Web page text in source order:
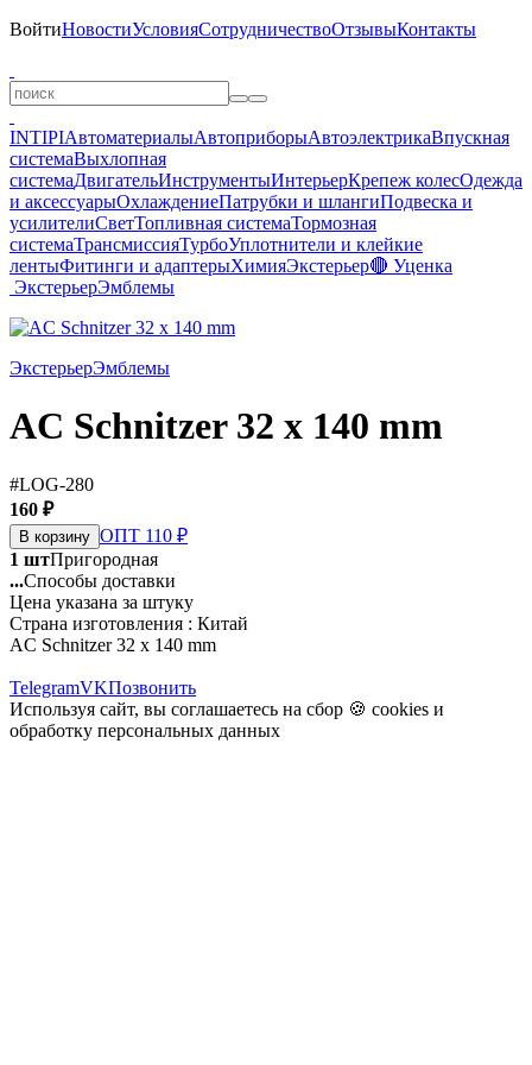
ВойтиНовостиУсловияСотрудничествоОтзывыКонтакты
INTIPIАвтоматериалыАвтоприборыАвтоэлектрикаВпускная
системаВыхлопная
системаДвигательИнструментыИнтерьерКрепеж колесОдежда
и аксессуарыОхлаждениеПатрубки и шлангиПодвеска и
усилителиСветТопливная системаТормозная
системаТрансмиссияТурбоУплотнители и клейкие
лентыФитинги и адаптерыХимияЭкстерьер🔴 Уценка
ЭкстерьерЭмблемы
ЭкстерьерЭмблемы
AC Schnitzer 32 x 140 mm
#LOG-280
160 ₽
В корзину ОПТ 110 ₽
1 штПригородная
...Способы доставки
Цена указана за штуку
Страна изготовления : Китай
AC Schnitzer 32 x 140 mm
TelegramVKПозвонить
Используя сайт, вы соглашаетесь на сбор 🍪 cookies и
обработку персональных данных